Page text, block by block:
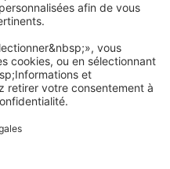
Virement